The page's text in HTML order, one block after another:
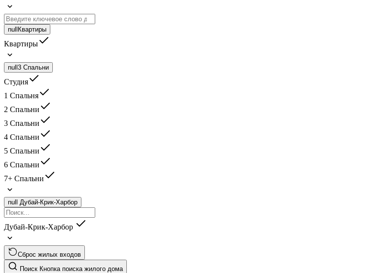
null Квартиры
Квартиры
null 3 Спальни
Студия
1 Спальня
2 Спальни
3 Спальни
4 Спальни
5 Спальни
6 Спальни
7+ Спальни
null Дубай-Крик-Харбор
Дубай-Крик-Харбор
Сброс жилых входов
Поиск Кнопка поиска жилого дома